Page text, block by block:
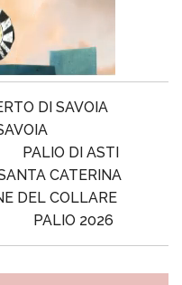
DI SAVOIA
PALIO DI ASTI
CATERINA
DEL COLLARE
PALIO 2026